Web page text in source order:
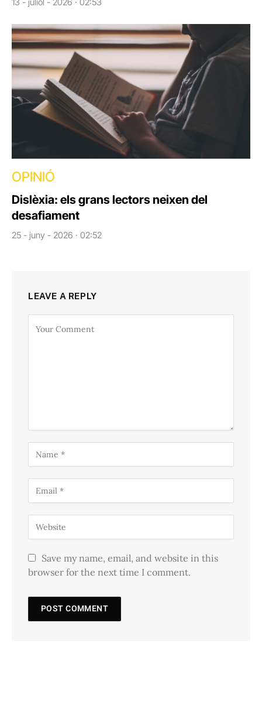
13 - juliol - 2026 · 02:53
OPINIÓ
Dislèxia: els grans lectors neixen del
desafiament
25 - juny - 2026 · 02:52
LEAVE A REPLY
Save my name, email, and website in this
browser for the next time I comment.